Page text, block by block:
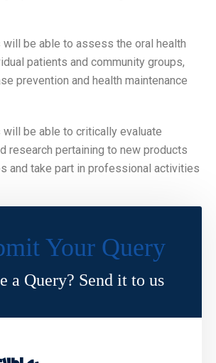
The graduates will be
needs of individual
develop disease
The graduates will be
information and research
and techniques and take
Submit
Have a